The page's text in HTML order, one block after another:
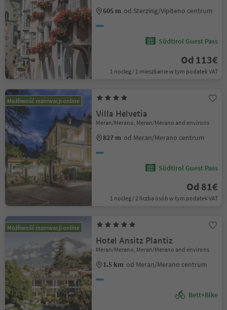
605 m od Sterzing/Vipiteno centrum
Südtirol Guest Pass
Od 113€
1 nocleg / 1 mieszkanie w tym podatek VAT
Możliwość rezerwacji online
Villa Helvetia
Meran/Merano, Meran/Merano and environs
827 m od Meran/Merano centrum
Südtirol Guest Pass
Od 81€
1 nocleg / 2 liczba osób w tym podatek VAT
Możliwość rezerwacji online
Hotel Ansitz Plantiz
Meran/Merano, Meran/Merano and environs
1.5 km od Meran/Merano centrum
Bett+Bike